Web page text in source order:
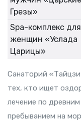
Грезы»
Spa-комплекс для
женщин «Услада
Царицы»
Санаторий
тех, кто ищет
лечение по
пребыванием на